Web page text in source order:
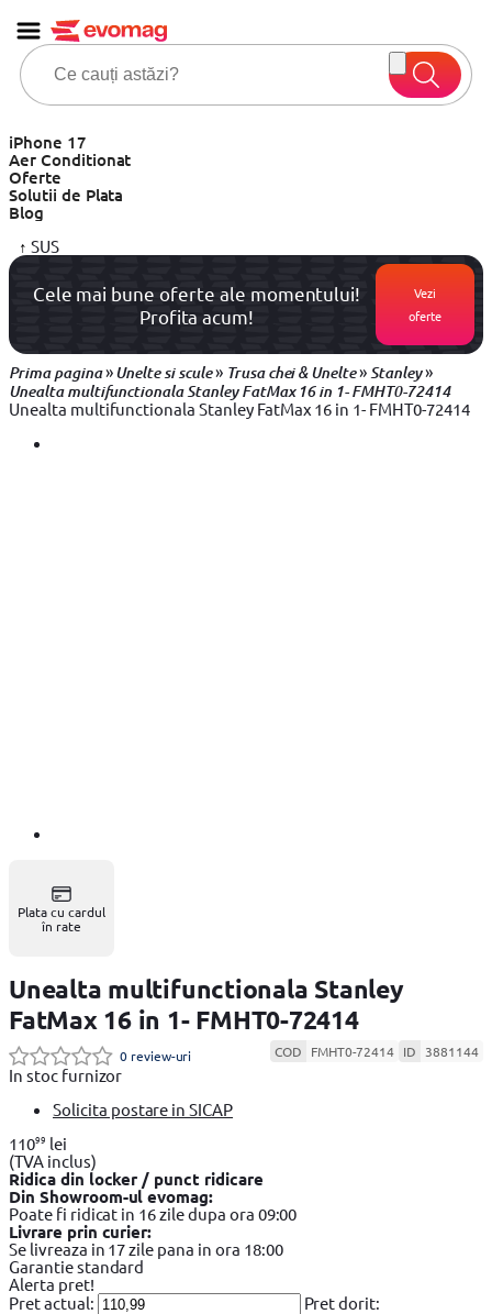
iPhone 17
Aer Conditionat
Oferte
Solutii de Plata
Blog
↑ SUS
Cele mai bune oferte ale momentului!
Profita acum!
Vezi
oferte
Prima pagina»Unelte si scule» Trusa chei & Unelte»Stanley»
Unealta multifunctionala Stanley FatMax 16 in 1- FMHT0-72414
Unealta multifunctionala Stanley FatMax 16 in 1- FMHT0-72414
Plata cu cardul
în rate
Unealta multifunctionala Stanley
FatMax 16 in 1- FMHT0-72414
0 review-uri COD FMHT0-72414 ID 3881144
In stoc furnizor
Solicita postare in SICAP
11099 lei
(TVA inclus)
Ridica din locker / punct ridicare
Din Showroom-ul evomag:
Poate fi ridicat in 16 zile dupa ora 09:00
Livrare prin curier:
Se livreaza in 17 zile pana in ora 18:00
Garantie standard
Alerta pret!
Pret actual:
Pret dorit: